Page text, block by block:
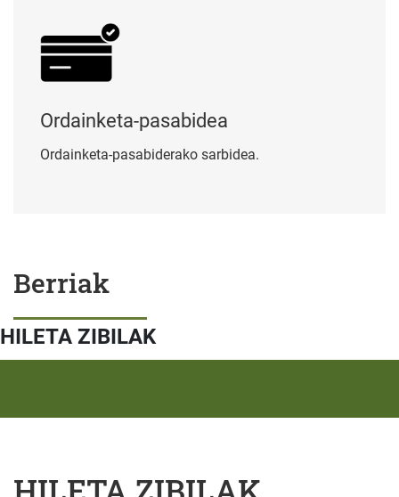
Ordainketa-pasabidea
Ordainketa-pasabiderako sarbidea.
Berriak
HILETA ZIBILAK